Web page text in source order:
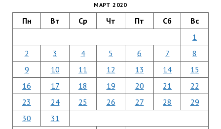
МАРТ 2020
Пн Вт Ср Чт Пт Сб Вс
1
2
3 4 5 6 7
8
9
10 11 12 13 14
15
16
17 18 19 20 21
22
23
24 25 26 27 28
29
30
31